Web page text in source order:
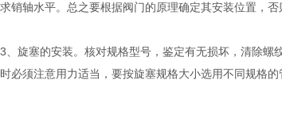
求销轴水平。总之要根据阀门的原理确定其安装位置，
3、旋塞的安装。核对规格型号，鉴定有无损坏，清除
时必须注意用力适当，要按旋塞规格大小选用不同规格的